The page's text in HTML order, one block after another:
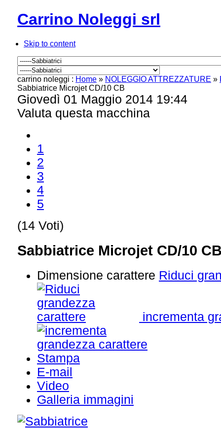
Carrino Noleggi srl
Skip to content
carrino noleggi : Home » NOLEGGIO ATTREZZATURE »
Sabbiatrice Microjet CD/10 CB
Giovedì 01 Maggio 2014 19:44
Valuta questa macchina
1
2
3
4
5
(14 Voti)
Sabbiatrice Microjet CD/10
Dimensione carattere Riduci
incrementa
Stampa
E-mail
Video
Galleria immagini